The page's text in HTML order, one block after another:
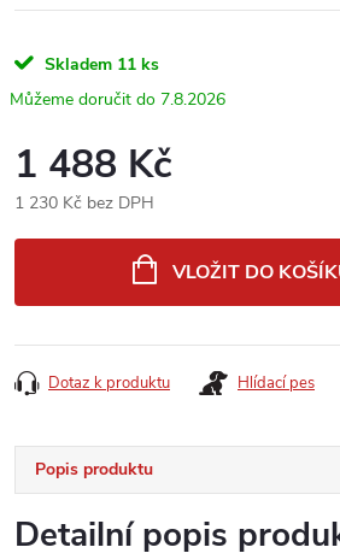
Skladem 11 ks
7.8.2026
1 488 Kč
1 230 Kč bez DPH
VLOŽIT DO
Dotaz k produktu Hlídací pes
Popis produktu
Detailní popis